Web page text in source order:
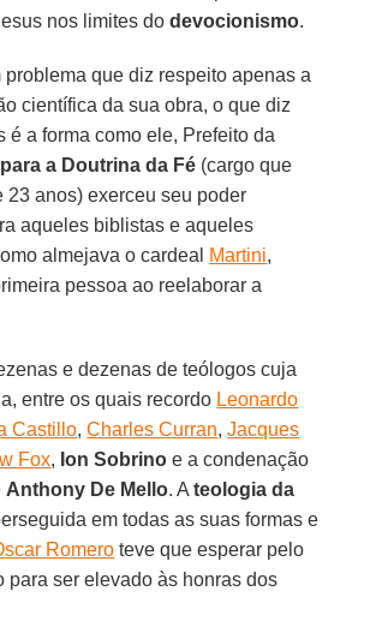
nos limites dodevocionismo.
problema que diz respeito apenas a
científica da sua obra, o que diz
é a forma como ele, Prefeito da
a Doutrina da Fé (cargo que
23 anos) exerceu seu poder
aqueles biblistas e aqueles
almejava o cardeal Martini,
pessoa ao reelaborar a
e dezenas de teólogos cuja
entre os quais recordo Leonardo
Castillo,Charles Curran,Jacques
Fox, Ion Sobrino e a condenação
Anthony De Mello. Ateologia da
em todas as suas formas e
Romero teve que esperar pelo
para ser elevado às honras dos